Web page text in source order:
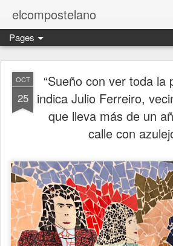
elcompostelano
Pages
OCT
25
“Sueño con ver toda la
indica Julio Ferreiro,
que lleva más de un
calle con